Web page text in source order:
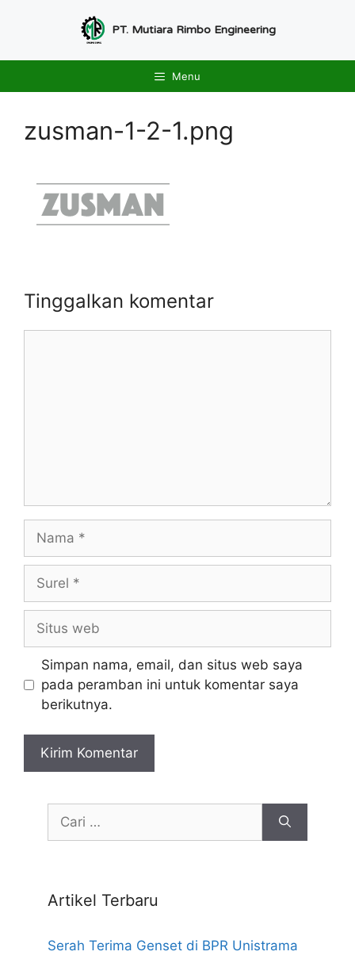
PT. Mutiara Rimbo Engineering
Menu
zusman-1-2-1.png
Tinggalkan komentar
web
Simpan nama, email, dan situs web saya
pada peramban ini untuk komentar saya
berikutnya.
Cari
Artikel Terbaru
Serah Terima Genset di BPR Unistrama